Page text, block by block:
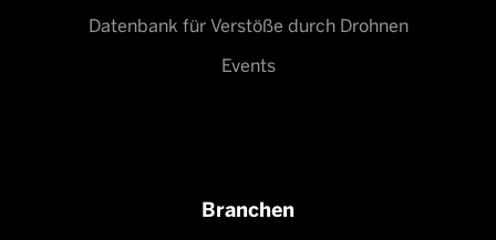
Datenbank für Verstöße durch Drohnen
Events
Branchen